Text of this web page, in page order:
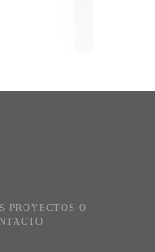
PROYECTOS O